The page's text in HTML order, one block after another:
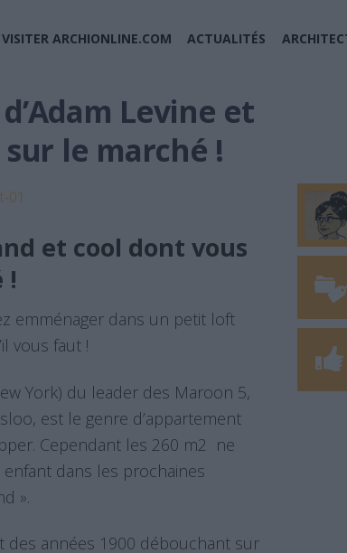
VISITER ARCHIONLINE.COM ACTUALITÉS
Levine et
le marché !
et cool dont vous
!
emménager dans un petit loft
vous faut !
York) du leader des Maroon 5,
est le genre d’appartement
Cependant les 260 m2 ne
dans les prochaines
».
années 1900 débouchant sur